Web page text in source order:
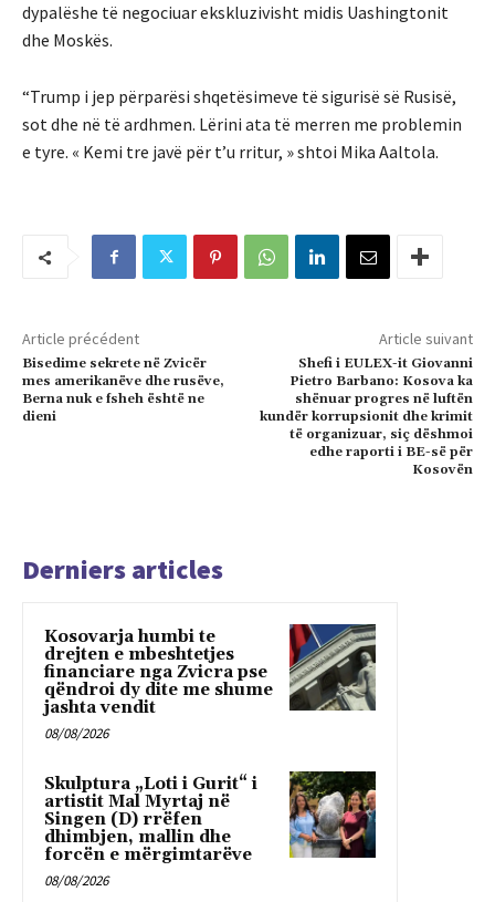
dypalëshe të negociuar ekskluzivisht midis Uashingtonit
dhe Moskës.
“Trump i jep përparësi shqetësimeve të sigurisë së Rusisë,
sot dhe në të ardhmen. Lërini ata të merren me problemin
e tyre. « Kemi tre javë për t’u rritur, » shtoi Mika Aaltola.
Article précédent
Bisedime sekrete në Zvicër
mes amerikanëve dhe rusëve,
Berna nuk e fsheh është ne
dieni
Article suivant
Shefi i EULEX-it Giovanni
Pietro Barbano: Kosova ka
shënuar progres në luftën
kundër korrupsionit dhe krimit
të organizuar, siç dëshmoi
edhe raporti i BE-së për
Kosovën
Derniers articles
Kosovarja humbi te
drejten e mbeshtetjes
financiare nga Zvicra pse
qëndroi dy dite me shume
jashta vendit
08/08/2026
Skulptura „Loti i Gurit“ i
artistit Mal Myrtaj në
Singen (D) rrëfen
dhimbjen, mallin dhe
forcën e mërgimtarëve
08/08/2026